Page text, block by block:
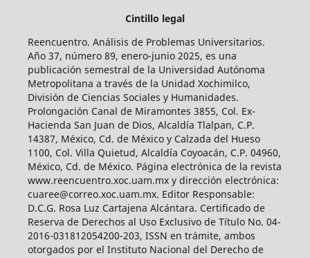
Cintillo legal
Reencuentro. Análisis de Problemas Universitarios.
Año 37, número 89, enero-junio 2025, es una
publicación semestral de la Universidad Autónoma
Metropolitana a través de la Unidad Xochimilco,
División de Ciencias Sociales y Humanidades.
Prolongación Canal de Miramontes 3855, Col. Ex-
Hacienda San Juan de Dios, Alcaldía Tlalpan, C.P.
14387, México, Cd. de México y Calzada del Hueso
1100, Col. Villa Quietud, Alcaldía Coyoacán, C.P. 04960,
México, Cd. de México. Página electrónica de la revista
www.reencuentro.xoc.uam.mx y dirección electrónica:
cuaree@correo.xoc.uam.mx. Editor Responsable:
D.C.G. Rosa Luz Cartajena Alcántara. Certificado de
Reserva de Derechos al Uso Exclusivo de Título No. 04-
2016-031812054200-203, ISSN en trámite, ambos
otorgados por el Instituto Nacional del Derecho de